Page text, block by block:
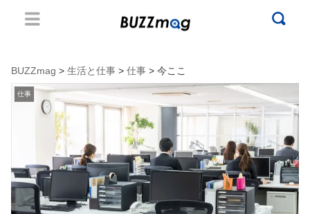
BUZZmag > 生活と仕事 > 仕事 > 今ここ
仕事